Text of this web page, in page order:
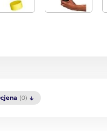
(0)